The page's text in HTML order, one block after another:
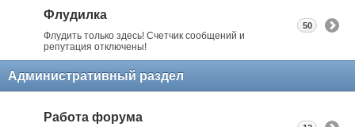
Флудилка
Флудить только здесь! Счетчик сообщений и
репутация отключены!
50
Административный раздел
Работа форума